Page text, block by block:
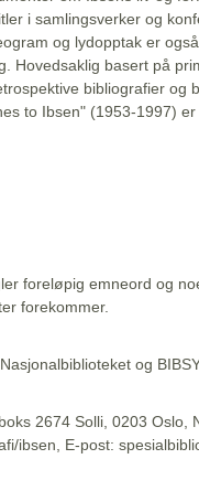
i samlingsverker og
og lydopptak er
Hovedsaklig basert på
bibliografier og
to Ibsen" (1953-1997) er
foreløpig emneord og
forekommer.
og
2674 Solli, 0203 Oslo,
ibsen, E-post: